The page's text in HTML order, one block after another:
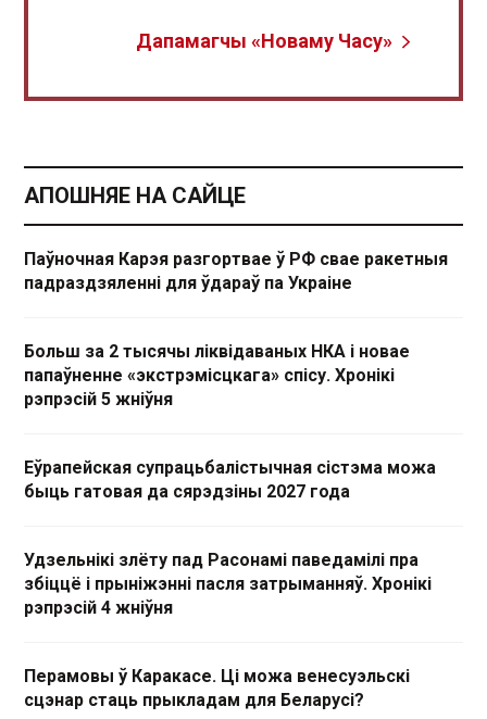
Дапамагчы «Новаму Часу»
АПОШНЯЕ НА САЙЦЕ
Паўночная Карэя разгортвае ў РФ свае ракетныя
падраздзяленні для ўдараў па Украіне
Больш за 2 тысячы ліквідаваных НКА і новае
папаўненне «экстрэмісцкага» спісу. Хронікі
рэпрэсій 5 жніўня
Еўрапейская супрацьбалістычная сістэма можа
быць гатовая да сярэдзіны 2027 года
Удзельнікі злёту пад Расонамі паведамілі пра
збіццё і прыніжэнні пасля затрыманняў. Хронікі
рэпрэсій 4 жніўня
Перамовы ў Каракасе. Ці можа венесуэльскі
сцэнар стаць прыкладам для Беларусі?